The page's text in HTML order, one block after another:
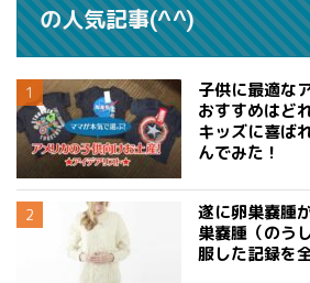
の人気記事(^^)
子供に最適な
おすすめはど
キッズに喜ば
んでみた！
遂に卵巣嚢腫
巣嚢腫（のう
服した記録を